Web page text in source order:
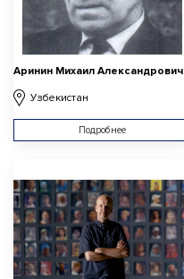
Аринин Михаил Александрович
Узбекистан
Подробнее